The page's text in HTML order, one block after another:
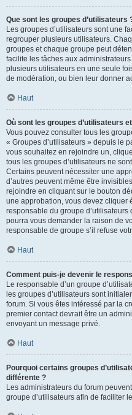
Que sont les groupes d’utilisateurs
Les groupes d’utilisateurs sont une
regrouper plusieurs utilisateurs.
groupes et chaque groupe peut
facilite les tâches aux
plusieurs utilisateurs en une seule
de modération, ou bien leur donner
Haut
Où sont les groupes d’utilisateurs
Vous pouvez consulter tous les
« Groupes d’utilisateurs » depuis le
vous souhaitez en rejoindre un,
tous les groupes d’utilisateurs ne
Certains peuvent nécessiter une
d’autres peuvent même être
rejoindre en cliquant sur le bouton
une approbation, vous devez cliquer
responsable du groupe
pourra vous demander la raison de
responsable de groupe s’il refuse
Haut
Comment puis-je devenir le
Le responsable d’un groupe
les groupes d’utilisateurs sont
forum. Si vous êtes intéressé par la
premier contact devrait être un
envoyant un message privé.
Haut
Pourquoi certains groupes
différente ?
Les administrateurs du forum
groupe d’utilisateurs afin de faciliter